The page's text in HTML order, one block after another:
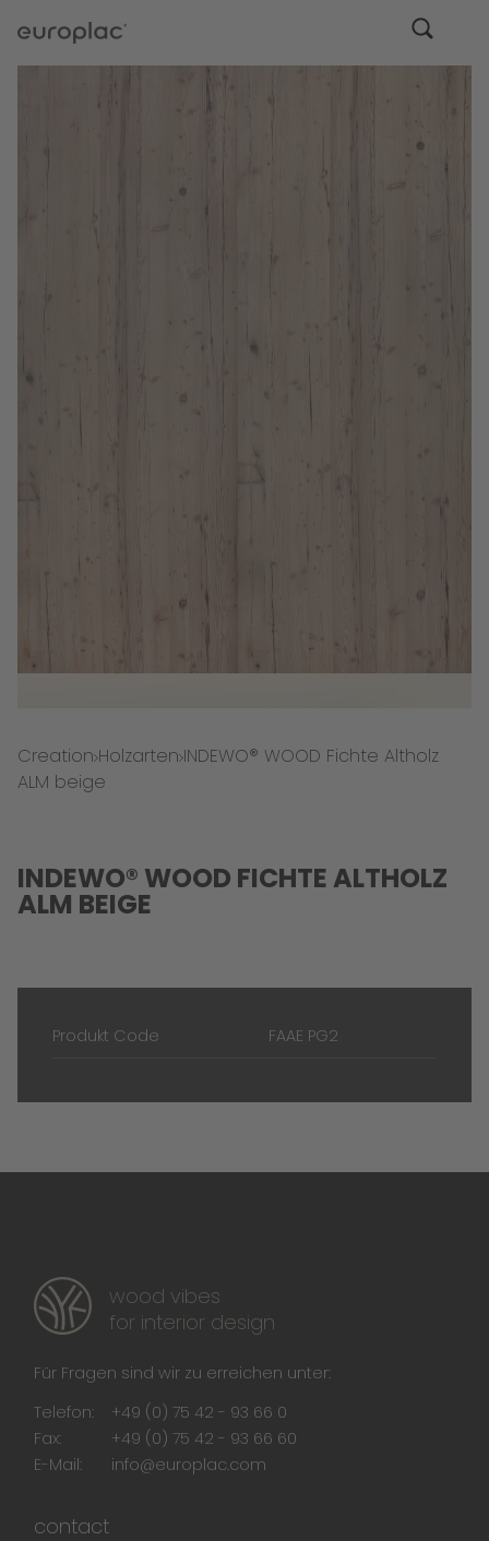
Creation Holzarten INDEWO® WOOD Fichte Altholz
ALM beige
INDEWO® WOOD FICHTE ALTHOLZ
ALM BEIGE
Produkt Code FAAE PG2
wood vibes
for interior design
Für Fragen sind wir zu erreichen unter:
Telefon:
+49 (0) 75 42 - 93 66 0
Fax:
+49 (0) 75 42 - 93 66 60
E-Mail:
info@europlac.com
contact